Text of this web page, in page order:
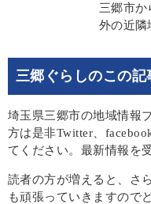
三郷市
外の近隣
三郷ぐらしのこの記
埼玉県三郷市の地域情報
方は是非Twitter、
てください。最新情報を
読者の方が増えると、さ
も頑張っていきますので